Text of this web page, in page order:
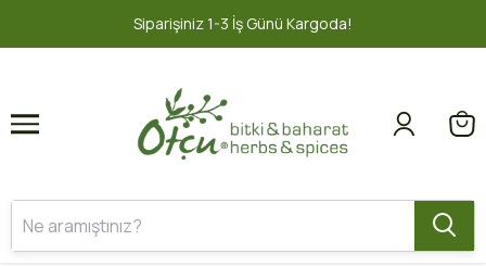
İş Günü Kargoda! 1 2